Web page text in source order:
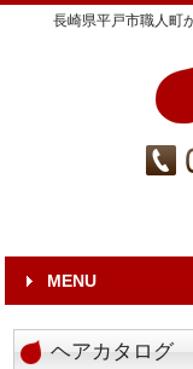
長崎県平戸市職人町
MENU
ヘアカタログ